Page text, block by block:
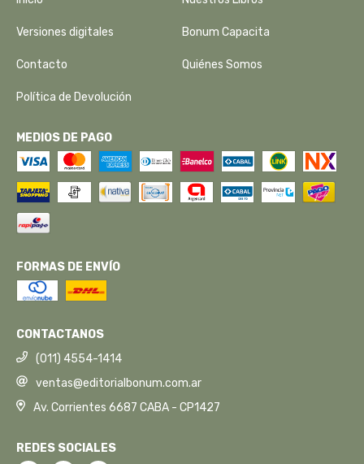
Versiones digitales Bonum Capacita
Contacto Quiénes Somos
Política de Devolución
MEDIOS DE PAGO
FORMAS DE ENVÍO
CONTACTANOS
(011) 4554-1414
ventas@editorialbonum.com.ar
Av. Corrientes 6687 CABA - CP1427
REDES SOCIALES